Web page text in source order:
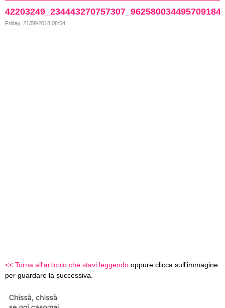
Friday, 21/09/2018 08:54
<< Torna all'articolo che stavi leggendo oppure clicca sull'immagine
per guardare la successiva.